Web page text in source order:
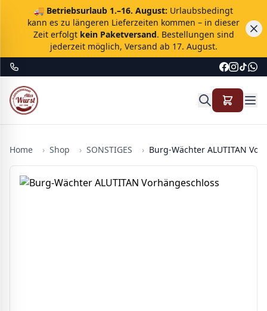
🚚 Betriebsurlaub 1.–16. August: Urlaubsbedingt
kann es zu längeren Lieferzeiten kommen – in dieser
Zeit erfolgt kein Paketversand. Bestellungen sind
jederzeit möglich, Versand ab 17. August.
Home › Shop › SONSTIGES › Burg-Wächter ALUTITAN